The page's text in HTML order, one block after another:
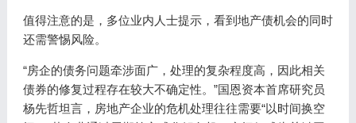
值得注意的是，多位业内人士提示，看到地产债机会的同时
还需警惕风险。
“房企的债务问题牵涉面广，处理的复杂程度高，因此相关
债券的修复过程存在较大不确定性。”国恩资本首席研究员
杨先哲坦言，房地产企业的危机处理往往需要“以时间换空